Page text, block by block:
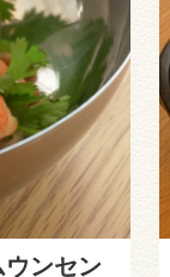
ンセン